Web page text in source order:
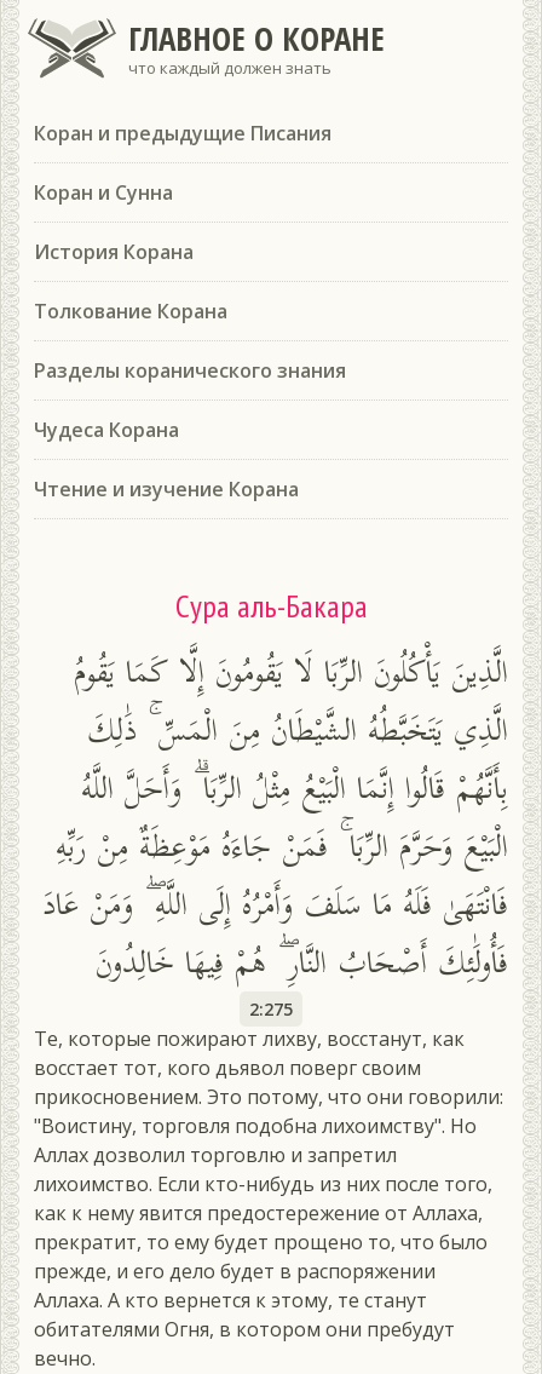
ГЛАВНОЕ О КОРАНЕ
что каждый должен знать
Коран и предыдущие Писания
Коран и Сунна
История Корана
Толкование Корана
Разделы коранического знания
Чудеса Корана
Чтение и изучение Корана
Сура аль-Бакара
الَّذِينَ يَأْكُلُونَ الرِّبَا لَا يَقُومُونَ إِلَّا كَمَا يَقُومُ
الَّذِي يَتَخَبَّطُهُ الشَّيْطَانُ مِنَ الْمَسِّ ۚ ذَٰلِكَ
بِأَنَّهُمْ قَالُوا إِنَّمَا الْبَيْعُ مِثْلُ الرِّبَا ۗ وَأَحَلَّ اللَّهُ
الْبَيْعَ وَحَرَّمَ الرِّبَا ۚ فَمَنْ جَاءَهُ مَوْعِظَةٌ مِنْ رَبِّهِ
فَانْتَهَىٰ فَلَهُ مَا سَلَفَ وَأَمْرُهُ إِلَى اللَّهِ ۖ وَمَنْ عَادَ
فَأُولَٰئِكَ أَصْحَابُ النَّارِ ۖ هُمْ فِيهَا خَالِدُونَ
2:275
Те, которые пожирают лихву, восстанут, как
восстает тот, кого дьявол поверг своим
прикосновением. Это потому, что они говорили:
"Воистину, торговля подобна лихоимству". Но
Аллах дозволил торговлю и запретил
лихоимство. Если кто-нибудь из них после того,
как к нему явится предостережение от Аллаха,
прекратит, то ему будет прощено то, что было
прежде, и его дело будет в распоряжении
Аллаха. А кто вернется к этому, те станут
обитателями Огня, в котором они пребудут
вечно.